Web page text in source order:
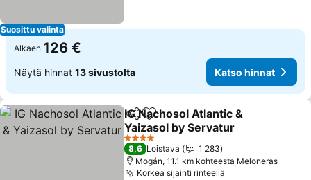
Suosittu valinta
Alkaen 126 €
Näytä hinnat 13 sivustolta Katso hinnat
Jaa Lisää suosikkeihin
IG Nachosol Atlantic &
Yaizasol by Servatur
Katso hinnat
4 Tähtiluokitus
8,6 Loistava
1 283
Mogán, 11.1 km kohteesta Meloneras
Korkea sijainti rinteellä